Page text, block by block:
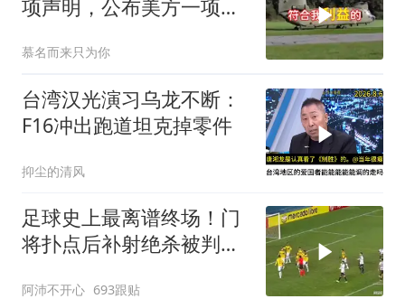
项声明，公布美方一项重
慕名而来只为你
台湾汉光演习乌龙不断：
F16冲出跑道坦克掉零件
抑尘的清风
足球史上最离谱终场！门
将扑点后补射绝杀被判无
阿沛不开心 693跟贴